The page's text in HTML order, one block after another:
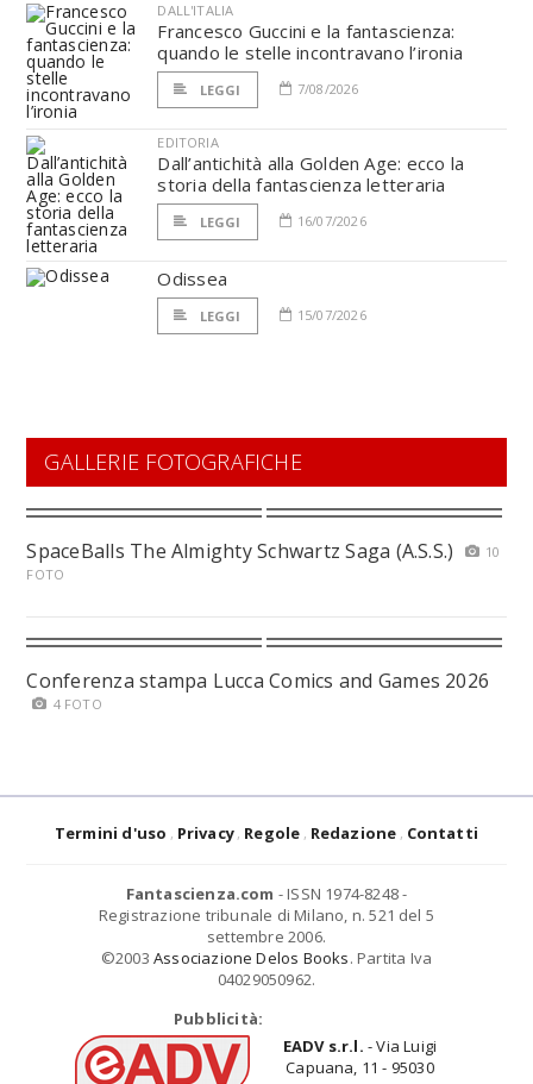
DALL'ITALIA
Francesco Guccini e la fantascienza:
quando le stelle incontravano l’ironia
LEGGI 7/08/2026
EDITORIA
Dall’antichità alla Golden Age: ecco la
storia della fantascienza letteraria
LEGGI 16/07/2026
Odissea
LEGGI 15/07/2026
GALLERIE FOTOGRAFICHE
SpaceBalls The Almighty Schwartz Saga (A.S.S.)
10
FOTO
Conferenza stampa Lucca Comics and Games 2026
4 FOTO
Termini d'uso Privacy Regole Redazione Contatti
Fantascienza.com - ISSN 1974-8248 -
Registrazione tribunale di Milano, n. 521 del 5
settembre 2006.
©2003 Associazione Delos Books. Partita Iva
04029050962.
Pubblicità:
EADV s.r.l. - Via Luigi
Capuana, 11 - 95030